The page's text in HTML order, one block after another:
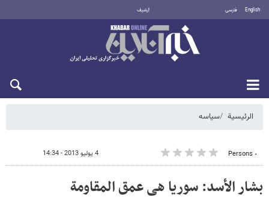
English فارسی أرشيف
الرئيسية سیاسه
٠ Persons 4 يوليو 2013 - 14:34
بشار الأسد: سوریا هی عمق المقاومة